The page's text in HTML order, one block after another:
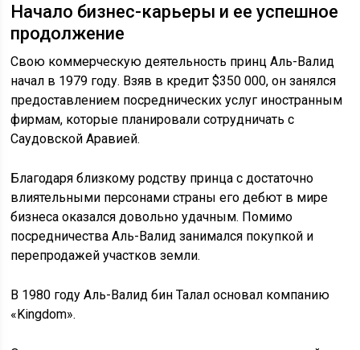
Начало бизнес-карьеры и ее успешное
продолжение
Свою коммерческую деятельность принц Аль-Валид
начал в 1979 году. Взяв в кредит $350 000, он занялся
предоставлением посреднических услуг иностранным
фирмам, которые планировали сотрудничать с
Саудовской Аравией.
Благодаря близкому родству принца с достаточно
влиятельными персонами страны его дебют в мире
бизнеса оказался довольно удачным. Помимо
посредничества Аль-Валид занимался покупкой и
перепродажей участков земли.
В 1980 году Аль-Валид бин Талал основал компанию
«Kingdom».